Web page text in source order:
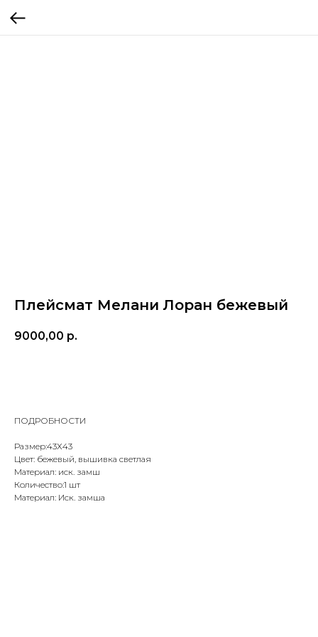
Плейсмат Мелани Лоран бежевый
9000,00 р.
ПОДРОБНОСТИ
Размер:43Х43
Цвет: бежевый, вышивка светлая
Материал: иск. замш
Количество:1 шт
Материал: Иск. замша